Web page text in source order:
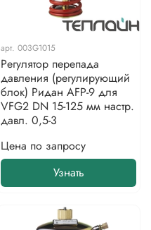
арт. 003G1015
Регулятор перепада
давления (регулирующий
блок) Ридан AFP-9 для
VFG2 DN 15-125 мм настр.
давл. 0,5-3
Цена по запросу
Узнать